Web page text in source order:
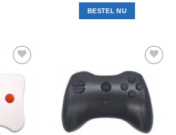
was:
€29.95.
BESTEL NU
Toevoegen
aan
verlanglijst